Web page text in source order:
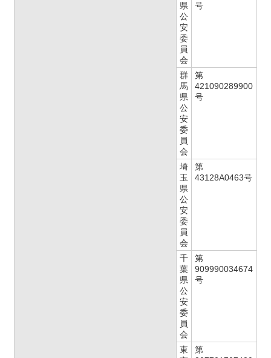
県
公
安
委
員
会
号
群
馬
県
公
安
委
員
会
第
421090289900
号
埼
玉
県
公
安
委
員
会
第
43128A0463号
千
葉
県
公
安
委
員
会
第
909990034674
号
東
第